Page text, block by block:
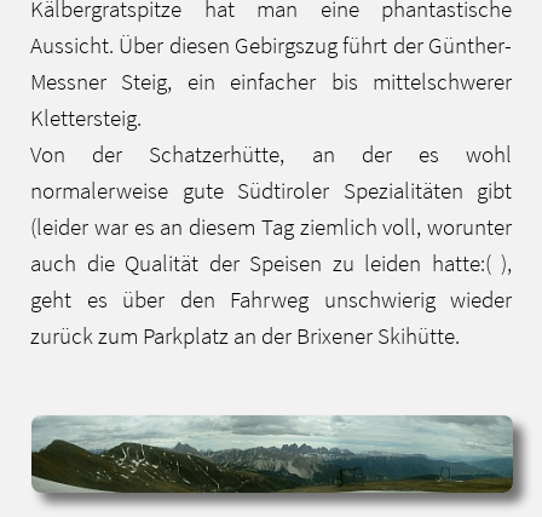
Kälbergratspitze hat man eine phantastische
Aussicht. Über diesen Gebirgszug führt der Günther-
Messner Steig, ein einfacher bis mittelschwerer
Klettersteig.
Von der Schatzerhütte, an der es wohl
normalerweise gute Südtiroler Spezialitäten gibt
(leider war es an diesem Tag ziemlich voll, worunter
auch die Qualität der Speisen zu leiden hatte:( ),
geht es über den Fahrweg unschwierig wieder
zurück zum Parkplatz an der Brixener Skihütte.